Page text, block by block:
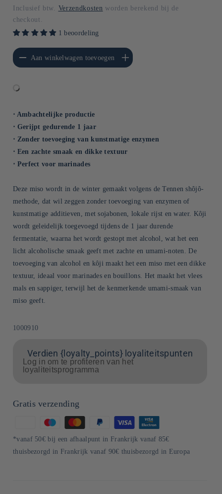
Inclusief btw. Verzendkosten worden berekend bij de
checkout.
1 beoordeling
voor Default
Title
Aan winkelwagen toevoegen
Aantal verhogen voor Default
Title
⋅ Ambachtelijke productie
⋅ Gerijpt gedurende 1 jaar
⋅ Zonder toevoeging van kunstmatige enzymen
⋅ Een zachte smaak en dikke textuur
⋅ Perfect voor marinades
Deze miso wordt in de winter gemaakt volgens de Tennen shôjô-
methode, dat wil zeggen zonder toevoeging van enzymen of
kunstmatige additieven, met sojabonen, lokale rijst en water. Kôji
wordt geleidelijk toegevoegd tijdens de 1 jaar durende
fermentatie, waarna het wordt gestopt met alcohol, wat het een
licht alcoholische smaak geeft met zachte en umami-noten. De
toevoeging van alcohol en kôji maakt het een miso met een dikke
textuur, ideaal voor marinades en bouillons. Het maakt het vlees
mals en sappiger, terwijl het de kenmerkende umami-smaak van
miso geeft.
SKU:
1000910
Verdien {loyalty_points} loyaliteitspunten
Log in om te profiteren van het
loyaliteitsprogramma
Gratis verzending
Betaalmethoden
*vanaf 50€ bij een afhaalpunt in Frankrijk vanaf 85€
thuisbezorgd in Frankrijk vanaf 90€ thuisbezorgd in Europa